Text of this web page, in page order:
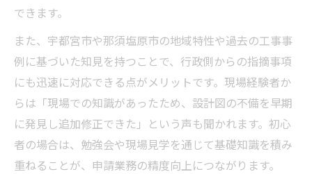
できます。
また、宇都宮市や那須塩原市の地域特性や過去の工事事
例に基づいた知見を持つことで、行政側からの指摘事項
にも迅速に対応できる点がメリットです。現場経験者か
らは「現場での知識があったため、設計図の不備を早期
に発見し追加修正できた」という声も聞かれます。初心
者の場合は、勉強会や現場見学を通じて基礎知識を積み
重ねることが、申請業務の精度向上につながります。